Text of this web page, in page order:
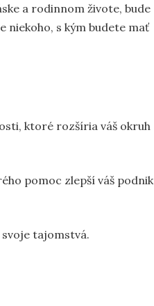
a rodinnom živote, bude
niekoho, s kým budete mať
ktoré rozšíria váš okruh
pomoc zlepší váš podnik
tajomstvá.